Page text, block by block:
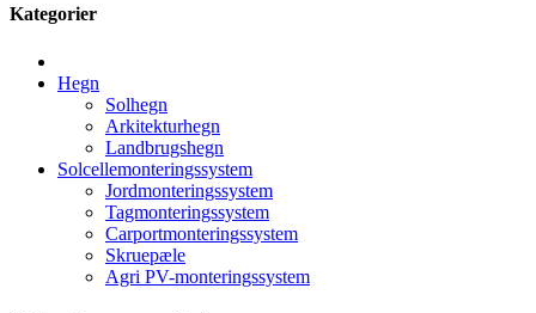
Kategorier
Hegn
Solhegn
Arkitekturhegn
Landbrugshegn
Solcellemonteringssystem
Jordmonteringssystem
Tagmonteringssystem
Carportmonteringssystem
Skruepæle
Agri PV-monteringssystem